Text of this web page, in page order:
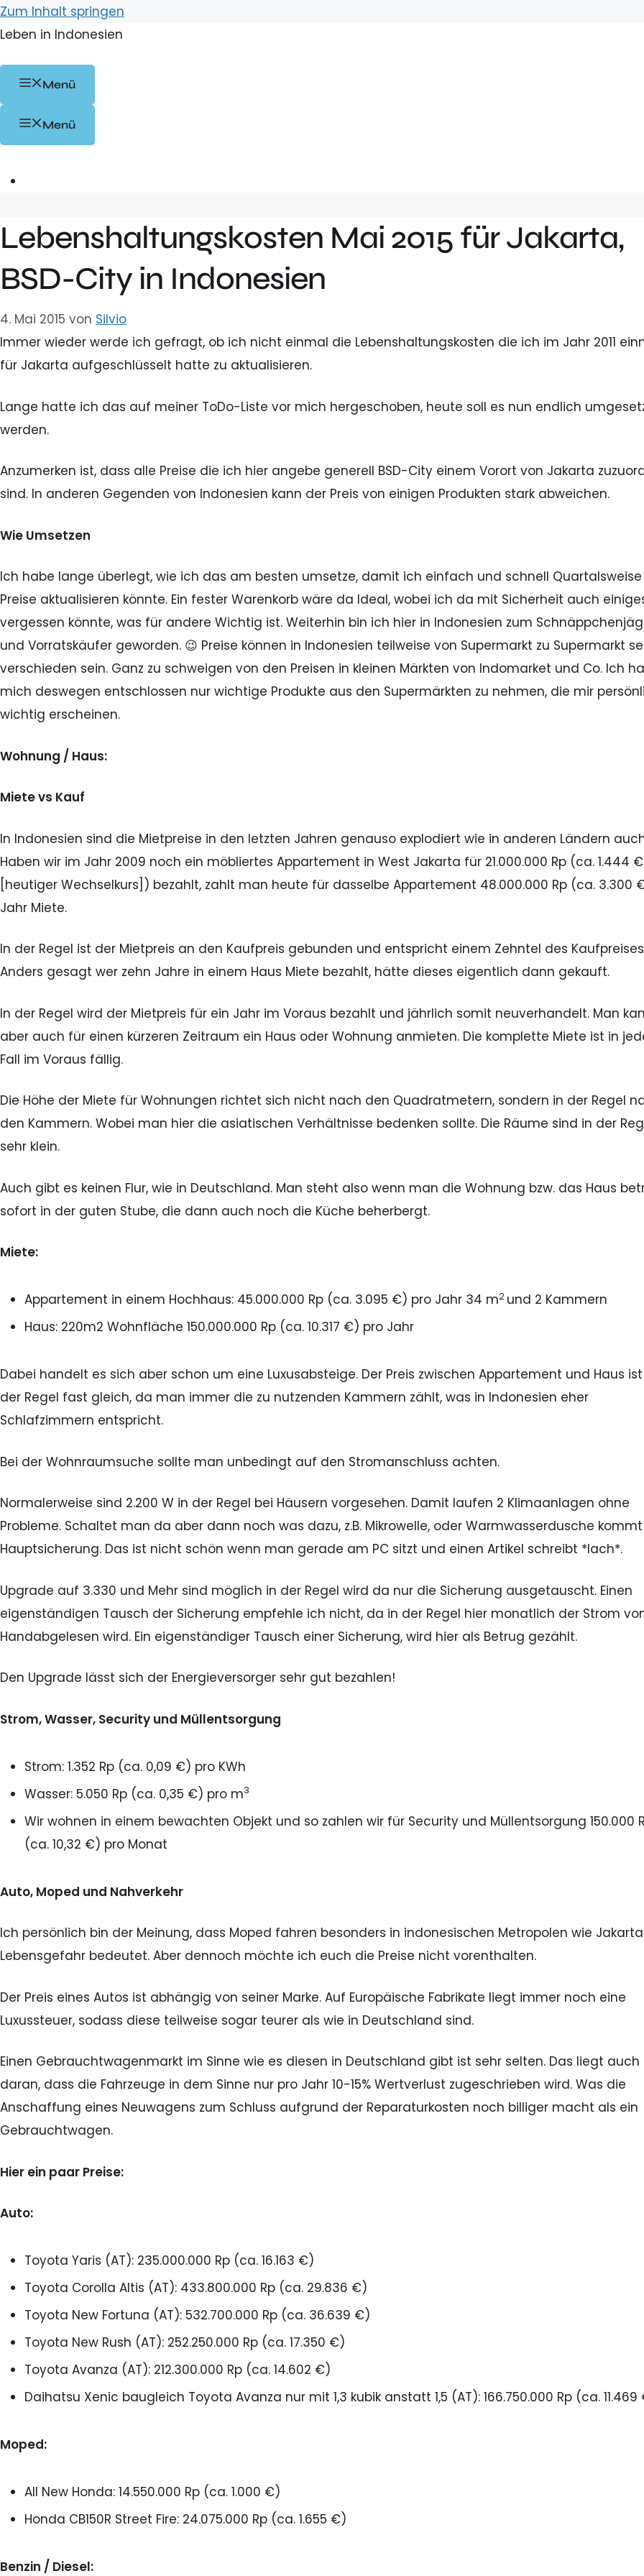
Zum Inhalt springen
Leben in Indonesien
Menü
Menü
Lebenshaltungskosten Mai 2015 für Jakarta,
BSD-City in Indonesien
4. Mai 2015 von Silvio
Immer wieder werde ich gefragt, ob ich nicht einmal die Lebenshaltungskosten die ich im Jahr 2011
für Jakarta aufgeschlüsselt hatte zu aktualisieren.
Lange hatte ich das auf meiner ToDo-Liste vor mich hergeschoben, heute soll es nun endlich
werden.
Anzumerken ist, dass alle Preise die ich hier angebe generell BSD-City einem Vorort von Jakarta
sind. In anderen Gegenden von Indonesien kann der Preis von einigen Produkten stark abweichen.
Wie Umsetzen
Ich habe lange überlegt, wie ich das am besten umsetze, damit ich einfach und schnell
Preise aktualisieren könnte. Ein fester Warenkorb wäre da Ideal, wobei ich da mit Sicherheit auch
vergessen könnte, was für andere Wichtig ist. Weiterhin bin ich hier in Indonesien zum
und Vorratskäufer geworden. 😉 Preise können in Indonesien teilweise von Supermarkt zu Supermarkt
verschieden sein. Ganz zu schweigen von den Preisen in kleinen Märkten von Indomarket und Co. Ich
mich deswegen entschlossen nur wichtige Produkte aus den Supermärkten zu nehmen, die mir
wichtig erscheinen.
Wohnung / Haus:
Miete vs Kauf
In Indonesien sind die Mietpreise in den letzten Jahren genauso explodiert wie in anderen Ländern
Haben wir im Jahr 2009 noch ein möbliertes Appartement in West Jakarta für 21.000.000 Rp (ca. 1.444 €
[heutiger Wechselkurs]) bezahlt, zahlt man heute für dasselbe Appartement 48.000.000 Rp (ca. 3.300
Jahr Miete.
In der Regel ist der Mietpreis an den Kaufpreis gebunden und entspricht einem Zehntel des
Anders gesagt wer zehn Jahre in einem Haus Miete bezahlt, hätte dieses eigentlich dann gekauft.
In der Regel wird der Mietpreis für ein Jahr im Voraus bezahlt und jährlich somit neuverhandelt. Man
aber auch für einen kürzeren Zeitraum ein Haus oder Wohnung anmieten. Die komplette Miete ist in
Fall im Voraus fällig.
Die Höhe der Miete für Wohnungen richtet sich nicht nach den Quadratmetern, sondern in der Regel
den Kammern. Wobei man hier die asiatischen Verhältnisse bedenken sollte. Die Räume sind in der
sehr klein.
Auch gibt es keinen Flur, wie in Deutschland. Man steht also wenn man die Wohnung bzw. das Haus
sofort in der guten Stube, die dann auch noch die Küche beherbergt.
Miete:
Appartement in einem Hochhaus: 45.000.000 Rp (ca. 3.095 €) pro Jahr 34 m2 und 2 Kammern
Haus: 220m2 Wohnfläche 150.000.000 Rp (ca. 10.317 €) pro Jahr
Dabei handelt es sich aber schon um eine Luxusabsteige. Der Preis zwischen Appartement und Haus
der Regel fast gleich, da man immer die zu nutzenden Kammern zählt, was in Indonesien eher
Schlafzimmern entspricht.
Bei der Wohnraumsuche sollte man unbedingt auf den Stromanschluss achten.
Normalerweise sind 2.200 W in der Regel bei Häusern vorgesehen. Damit laufen 2 Klimaanlagen ohne
Probleme. Schaltet man da aber dann noch was dazu, z.B. Mikrowelle, oder Warmwasserdusche
Hauptsicherung. Das ist nicht schön wenn man gerade am PC sitzt und einen Artikel schreibt *lach*.
Upgrade auf 3.330 und Mehr sind möglich in der Regel wird da nur die Sicherung ausgetauscht. Einen
eigenständigen Tausch der Sicherung empfehle ich nicht, da in der Regel hier monatlich der Strom
Handabgelesen wird. Ein eigenständiger Tausch einer Sicherung, wird hier als Betrug gezählt.
Den Upgrade lässt sich der Energieversorger sehr gut bezahlen!
Strom, Wasser, Security und Müllentsorgung
Strom: 1.352 Rp (ca. 0,09 €) pro KWh
Wasser: 5.050 Rp (ca. 0,35 €) pro m3
Wir wohnen in einem bewachten Objekt und so zahlen wir für Security und Müllentsorgung 150.000
(ca. 10,32 €) pro Monat
Auto, Moped und Nahverkehr
Ich persönlich bin der Meinung, dass Moped fahren besonders in indonesischen Metropolen wie
Lebensgefahr bedeutet. Aber dennoch möchte ich euch die Preise nicht vorenthalten.
Der Preis eines Autos ist abhängig von seiner Marke. Auf Europäische Fabrikate liegt immer noch eine
Luxussteuer, sodass diese teilweise sogar teurer als wie in Deutschland sind.
Einen Gebrauchtwagenmarkt im Sinne wie es diesen in Deutschland gibt ist sehr selten. Das liegt auch
daran, dass die Fahrzeuge in dem Sinne nur pro Jahr 10-15% Wertverlust zugeschrieben wird. Was die
Anschaffung eines Neuwagens zum Schluss aufgrund der Reparaturkosten noch billiger macht als ein
Gebrauchtwagen.
Hier ein paar Preise:
Auto:
Toyota Yaris (AT): 235.000.000 Rp (ca. 16.163 €)
Toyota Corolla Altis (AT): 433.800.000 Rp (ca. 29.836 €)
Toyota New Fortuna (AT): 532.700.000 Rp (ca. 36.639 €)
Toyota New Rush (AT): 252.250.000 Rp (ca. 17.350 €)
Toyota Avanza (AT): 212.300.000 Rp (ca. 14.602 €)
Daihatsu Xenic baugleich Toyota Avanza nur mit 1,3 kubik anstatt 1,5 (AT): 166.750.000 Rp (ca.
Moped:
All New Honda: 14.550.000 Rp (ca. 1.000 €)
Honda CB150R Street Fire: 24.075.000 Rp (ca. 1.655 €)
Benzin / Diesel: